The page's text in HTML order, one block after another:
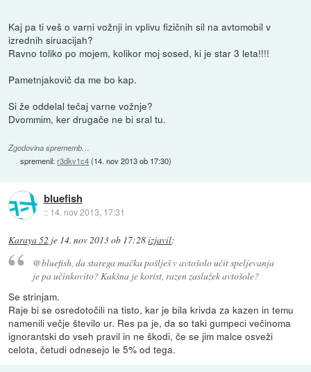
Kaj pa ti veš o varni vožnji in vplivu fizičnih sil na avtomobil v
izrednih siruacijah?
Ravno toliko po mojem, kolikor moj sosed, ki je star 3 leta!!!!
Pametnjakovič da me bo kap.
Si že oddelal tečaj varne vožnje?
Dvommim, ker drugače ne bi sral tu.
Zgodovina sprememb…
spremenil:r3dkv1c4(14. nov 2013 ob 17:30)
bluefish
:: 14. nov 2013, 17:31
Karaya 52 je 14. nov 2013 ob 17:28izjavil:
@bluefish, da starega mačka pošlješ v avtošolo učit speljevanja
je pa učinkovito? Kakšna je korist, razen zaslužek avtošole?
Se strinjam.
Raje bi se osredotočili na tisto, kar je bila krivda za kazen in temu
namenili večje število ur. Res pa je, da so taki gumpeci večinoma
ignorantski do vseh pravil in ne škodi, če se jim malce osveži
celota, četudi odnesejo le 5% od tega.